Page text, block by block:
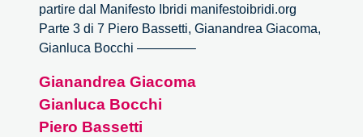
partire dal Manifesto Ibridi manifestoibridi.org
Parte 3 di 7 Piero Bassetti, Gianandrea Giacoma,
Gianluca Bocchi ————–
Gianandrea Giacoma
Gianluca Bocchi
Piero Bassetti